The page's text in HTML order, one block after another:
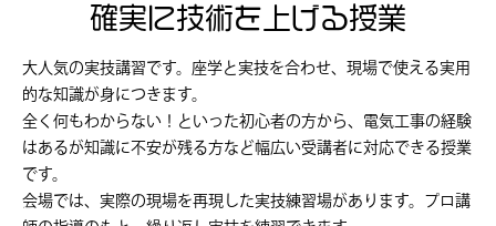
確実に技術を上げる授業
大人気の実技講習です。座学と実技を合わせ、現場で使える実用
的な知識が身につきます。
全く何もわからない！といった初心者の方から、電気工事の経験
はあるが知識に不安が残る方など幅広い受講者に対応できる授業
です。
会場では、実際の現場を再現した実技練習場があります。プロ講